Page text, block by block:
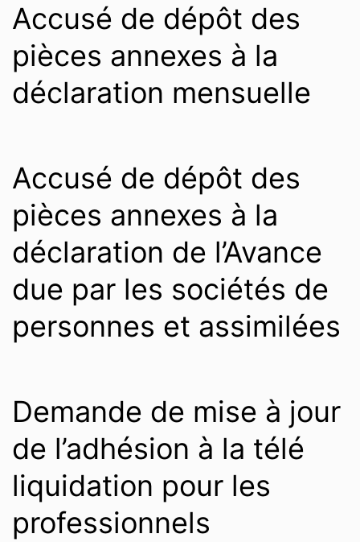
Accusé de dépôt des
pièces annexes à la
déclaration mensuelle
Accusé de dépôt des
pièces annexes à la
déclaration de l’Avance
due par les sociétés de
personnes et assimilées
Demande de mise à jour
de l’adhésion à la télé
liquidation pour les
professionnels